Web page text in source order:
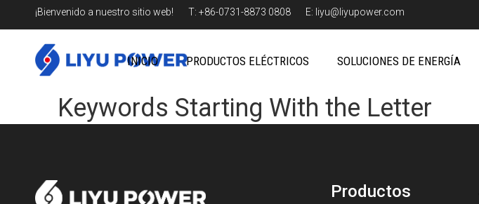
¡Bienvenido a nuestro sitio web! T: +86-0731-8873 0808 E: liyu@liyupower.com
INICIO PRODUCTOS ELÉCTRICOS SOLUCIONES DE ENERGÍA
Keywords Starting With the Letter
Productos